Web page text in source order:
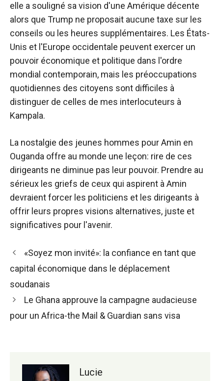
elle a souligné sa vision d'une Amérique décente
alors que Trump ne proposait aucune taxe sur les
conseils ou les heures supplémentaires. Les États-
Unis et l'Europe occidentale peuvent exercer un
pouvoir économique et politique dans l'ordre
mondial contemporain, mais les préoccupations
quotidiennes des citoyens sont difficiles à
distinguer de celles de mes interlocuteurs à
Kampala.
La nostalgie des jeunes hommes pour Amin en
Ouganda offre au monde une leçon: rire de ces
dirigeants ne diminue pas leur pouvoir. Prendre au
sérieux les griefs de ceux qui aspirent à Amin
devraient forcer les politiciens et les dirigeants à
offrir leurs propres visions alternatives, juste et
significatives pour l'avenir.
Navigation
des
«Soyez mon invité»: la confiance en tant que
capital économique dans le déplacement
soudanais
Le Ghana approuve la campagne audacieuse
pour un Africa-the Mail & Guardian sans visa
Lucie